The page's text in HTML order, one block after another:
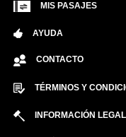
MIS PASAJES
AYUDA
CONTACTO
TÉRMINOS Y
INFORMACIÓN LEGAL